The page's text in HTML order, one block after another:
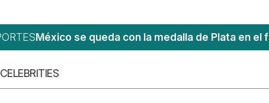
México se queda con la medalla de Plata en